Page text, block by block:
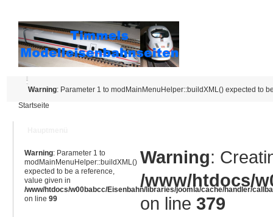
Warning: Parameter 1 to modMainMenuHelper::buildXML() expected to
Startseite
Warning: Parameter 1 to
modMainMenuHelper::buildXML()
expected to be a reference,
value given in
/www/htdocs/w00babcc/Eisenbahn/libraries/joomla/cache/handler/
on line 99
Warning:
/www/htdocs/
on line 379